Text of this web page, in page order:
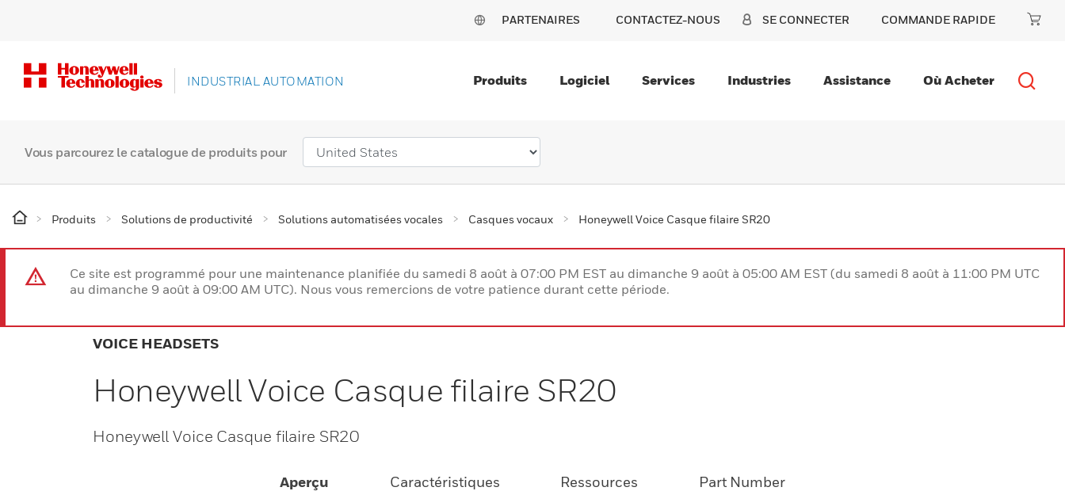
PARTENAIRES CONTACTEZ-NOUS SE CONNECTER COMMANDE RAPIDE
INDUSTRIAL AUTOMATION Produits Logiciel Services Industries Assistance Où Acheter
Vous parcourez le catalogue de produits pour
Produits Solutions de productivité Solutions automatisées vocales Casques vocaux Honeywell Voice Casque filaire SR20
Ce site est programmé pour une maintenance planifiée du samedi 8 août à 07:00 PM EST au dimanche 9 août à 05:00 AM EST (du samedi 8 août à 11:00 PM UTC
au dimanche 9 août à 09:00 AM UTC). Nous vous remercions de votre patience durant cette période.
VOICE HEADSETS
Honeywell Voice Casque filaire SR20
Honeywell Voice Casque filaire SR20
Aperçu Caractéristiques Ressources Part Number